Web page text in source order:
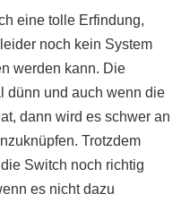
eine tolle Erfindung,
noch kein System
werden kann. Die
dünn und auch wenn die
dann wird es schwer an
Trotzdem
Switch noch richtig
es nicht dazu